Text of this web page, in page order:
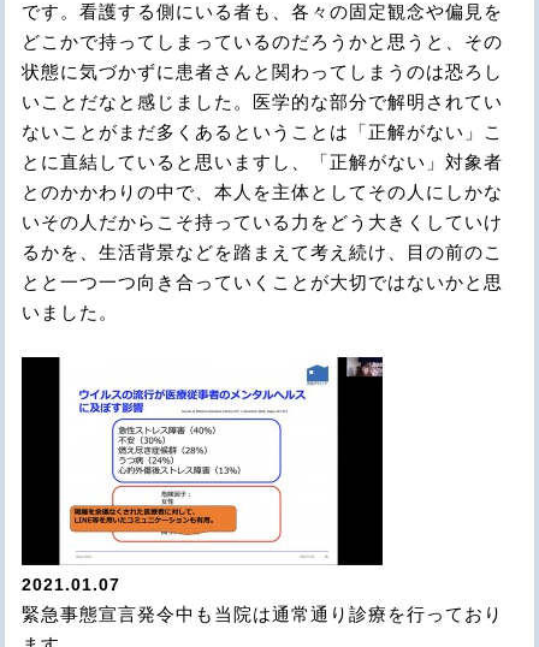
です。看護する側にいる者も、各々の固定観念や偏見を
どこかで持ってしまっているのだろうかと思うと、その
状態に気づかずに患者さんと関わってしまうのは恐ろし
いことだなと感じました。医学的な部分で解明されてい
ないことがまだ多くあるということは「正解がない」こ
とに直結していると思いますし、「正解がない」対象者
とのかかわりの中で、本人を主体としてその人にしかな
いその人だからこそ持っている力をどう大きくしていけ
るかを、生活背景などを踏まえて考え続け、目の前のこ
とと一つ一つ向き合っていくことが大切ではないかと思
いました。
2021.01.07
緊急事態宣言発令中も当院は通常通り診療を行っており